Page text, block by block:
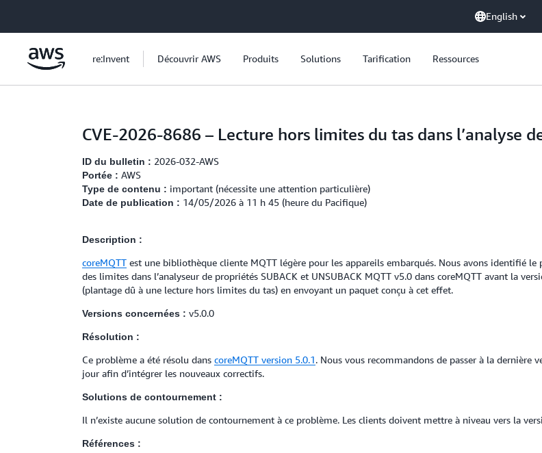
English
re:Invent Découvrir AWS Produits Solutions Tarification Ressources
CVE-2026-8686 – Lecture hors limites du tas dans l’analyse
ID du bulletin : 2026-032-AWS
Portée : AWS
Type de contenu : important (nécessite une attention particulière)
Date de publication : 14/05/2026 à 11 h 45 (heure du Pacifique)
Description :
coreMQTT est une bibliothèque cliente MQTT légère pour les appareils embarqués. Nous avons identifié le
des limites dans l’analyseur de propriétés SUBACK et UNSUBACK MQTT v5.0 dans coreMQTT avant la
(plantage dû à une lecture hors limites du tas) en envoyant un paquet conçu à cet effet.
Versions concernées : v5.0.0
Résolution :
Ce problème a été résolu dans coreMQTT version 5.0.1. Nous vous recommandons de passer à la dernière
jour afin d’intégrer les nouveaux correctifs.
Solutions de contournement :
Il n’existe aucune solution de contournement à ce problème. Les clients doivent mettre à niveau vers la
Références :